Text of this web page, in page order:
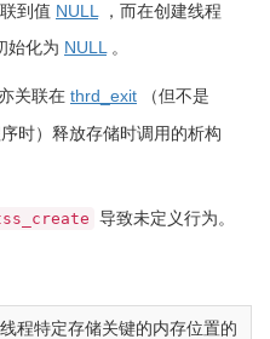
到值 NULL
，而在创建线程
始化为 NULL 。
关联在 thrd_exit （但不是
时）释放存储时调用的析构
导致未定义行为。
程特定存储关键的内存位置的